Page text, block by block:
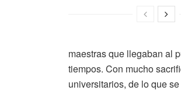
maestras que llegaban al
tiempos. Con mucho
universitarios, de lo que